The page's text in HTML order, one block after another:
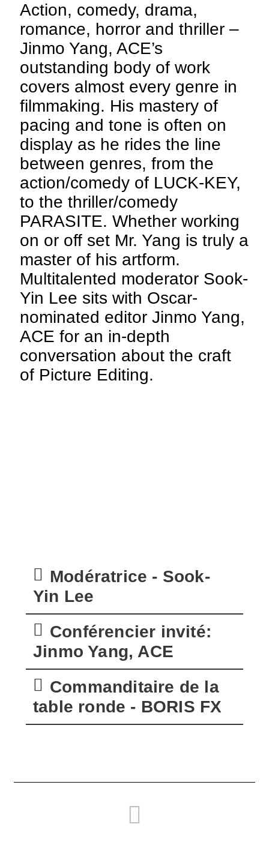
Action, comedy, drama,
romance, horror and thriller –
Jinmo Yang, ACE’s
outstanding body of work
covers almost every genre in
filmmaking. His mastery of
pacing and tone is often on
display as he rides the line
between genres, from the
action/comedy of LUCK-KEY,
to the thriller/comedy
PARASITE. Whether working
on or off set Mr. Yang is truly a
master of his artform.
Multitalented moderator Sook-
Yin Lee sits with Oscar-
nominated editor Jinmo Yang,
ACE for an in-depth
conversation about the craft
of Picture Editing.
Modératrice - Sook-
Yin Lee
Conférencier invité:
Jinmo Yang, ACE
Commanditaire de la
table ronde - BORIS FX